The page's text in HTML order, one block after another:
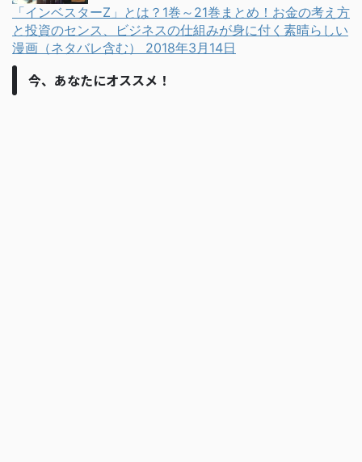
「インベスターZ」とは？1巻～21巻まとめ！お金の考え方
と投資のセンス、ビジネスの仕組みが身に付く素晴らしい
漫画（ネタバレ含む） 2018年3月14日
今、あなたにオススメ！